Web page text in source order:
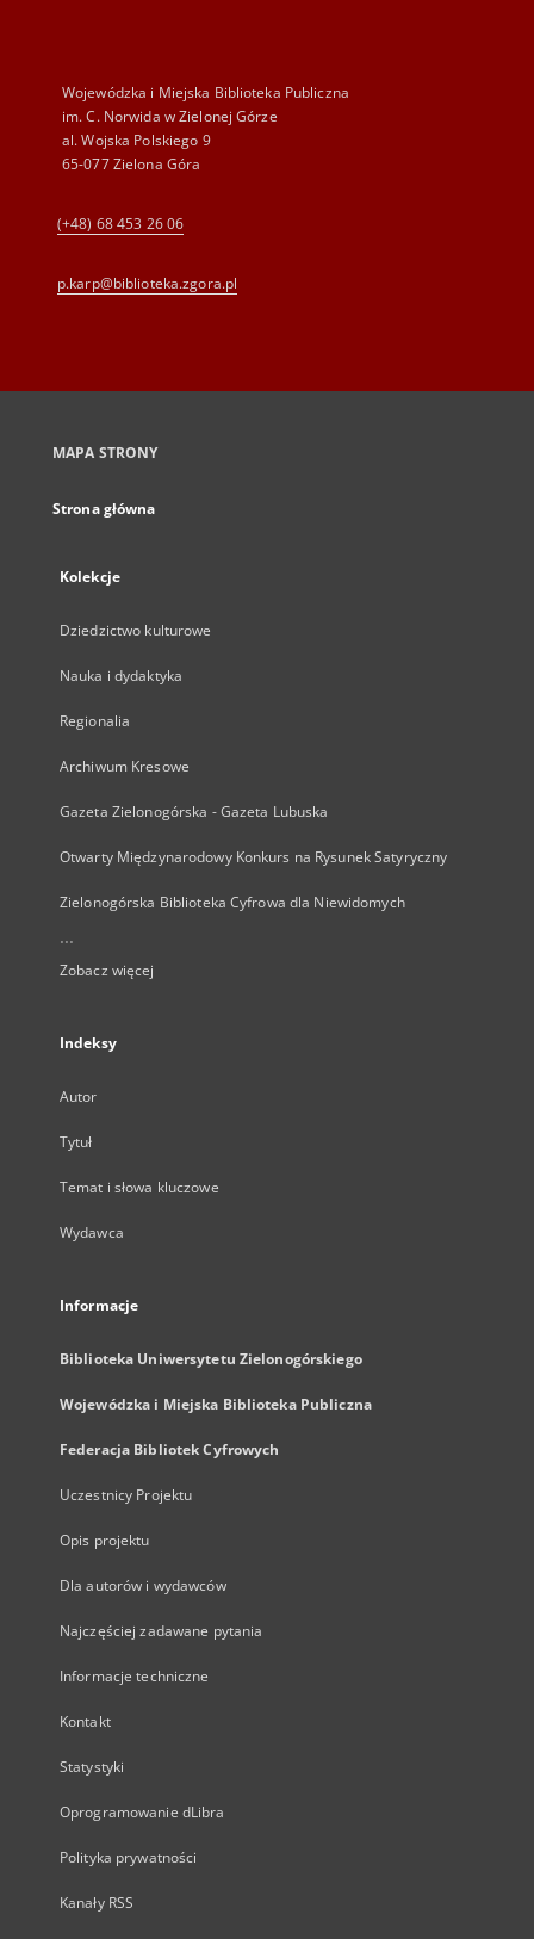
Wojewódzka i Miejska Biblioteka Publiczna
im. C. Norwida w Zielonej Górze
al. Wojska Polskiego 9
65-077 Zielona Góra
(+48) 68 453 26 06
p.karp@biblioteka.zgora.pl
MAPA STRONY
Strona główna
Kolekcje
Dziedzictwo kulturowe
Nauka i dydaktyka
Regionalia
Archiwum Kresowe
Gazeta Zielonogórska - Gazeta Lubuska
Otwarty Międzynarodowy Konkurs na Rysunek Satyryczny
Zielonogórska Biblioteka Cyfrowa dla Niewidomych
...
Zobacz więcej
Indeksy
Autor
Tytuł
Temat i słowa kluczowe
Wydawca
Informacje
Biblioteka Uniwersytetu Zielonogórskiego
Wojewódzka i Miejska Biblioteka Publiczna
Federacja Bibliotek Cyfrowych
Uczestnicy Projektu
Opis projektu
Dla autorów i wydawców
Najczęściej zadawane pytania
Informacje techniczne
Kontakt
Statystyki
Oprogramowanie dLibra
Polityka prywatności
Kanały RSS